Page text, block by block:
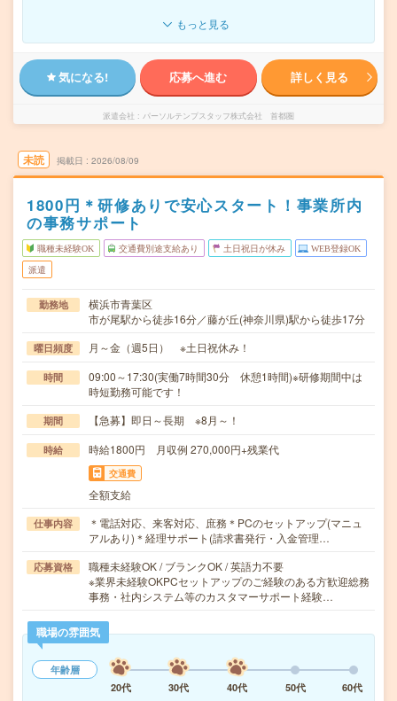
もっと見る
気になる! 応募へ進む 詳しく見る
派遣会社 パーソルテンプスタッフ株式会社 首都圏
未読 掲載日 2026/08/09
1800円＊研修ありで安心スタート！事業所内
の事務サポート
職種未経験OK 交通費別途支給あり 土日祝日が休み WEB登録OK
派遣
勤務地
横浜市青葉区
市が尾駅から徒歩16分／藤が丘(神奈川県)駅から徒歩17分
曜日頻度 月～金（週5日） ※土日祝休み！
時間
09:00～17:30(実働7時間30分 休憩1時間)※研修期間中は
時短勤務可能です！
期間 【急募】即日～長期 ※8月～！
時給 時給1800円 月収例 270,000円+残業代
交通費
全額支給
仕事内容
＊電話対応、来客対応、庶務＊PCのセットアップ(マニュ
アルあり)＊経理サポート(請求書発行・入金管理…
応募資格
職種未経験OK / ブランクOK / 英語力不要
※業界未経験OKPCセットアップのご経験のある方歓迎総務
事務・社内システム等のカスタマーサポート経験…
職場の雰囲気
年齢層
20代
30代 40代 50代
60代